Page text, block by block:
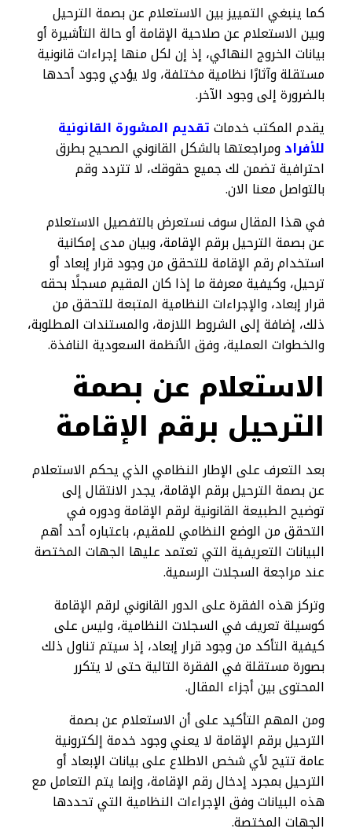
كما ينبغي التمييز بين الاستعلام عن بصمة الترحيل
وبين الاستعلام عن صلاحية الإقامة أو حالة التأشيرة أو
بيانات الخروج النهائي، إذ إن لكل منها إجراءات قانونية
مستقلة وآثارًا نظامية مختلفة، ولا يؤدي وجود أحدها
بالضرورة إلى وجود الآخر.
يقدم المكتب خدماتتقديم المشورة القانونية
للأفرادومراجعتها بالشكل القانوني الصحيح بطرق
احترافية تضمن لك جميع حقوقك، لا تتردد وقم
بالتواصل معنا الان.
في هذا المقال سوف نستعرض بالتفصيل الاستعلام
عن بصمة الترحيل برقم الإقامة، وبيان مدى إمكانية
استخدام رقم الإقامة للتحقق من وجود قرار إبعاد أو
ترحيل، وكيفية معرفة ما إذا كان المقيم مسجلًا بحقه
قرار إبعاد، والإجراءات النظامية المتبعة للتحقق من
ذلك، إضافة إلى الشروط اللازمة، والمستندات المطلوبة،
والخطوات العملية، وفق الأنظمة السعودية النافذة.
الاستعلام عن بصمة
الترحيل برقم الإقامة
بعد التعرف على الإطار النظامي الذي يحكم الاستعلام
عن بصمة الترحيل برقم الإقامة، يجدر الانتقال إلى
توضيح الطبيعة القانونية لرقم الإقامة ودوره في
التحقق من الوضع النظامي للمقيم، باعتباره أحد أهم
البيانات التعريفية التي تعتمد عليها الجهات المختصة
عند مراجعة السجلات الرسمية.
وتركز هذه الفقرة على الدور القانوني لرقم الإقامة
كوسيلة تعريف في السجلات النظامية، وليس على
كيفية التأكد من وجود قرار إبعاد، إذ سيتم تناول ذلك
بصورة مستقلة في الفقرة التالية حتى لا يتكرر
المحتوى بين أجزاء المقال.
ومن المهم التأكيد على أن الاستعلام عن بصمة
الترحيل برقم الإقامة لا يعني وجود خدمة إلكترونية
عامة تتيح لأي شخص الاطلاع على بيانات الإبعاد أو
الترحيل بمجرد إدخال رقم الإقامة، وإنما يتم التعامل مع
هذه البيانات وفق الإجراءات النظامية التي تحددها
الجهات المختصة.